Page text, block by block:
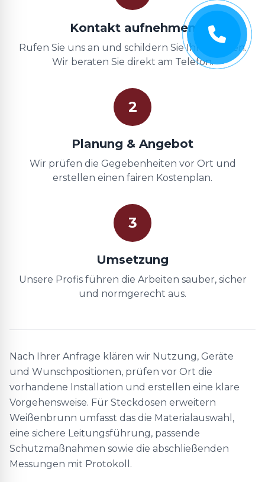
Kontakt aufnehmen
Rufen Sie uns an und schildern Sie Ihr Anliegen.
Wir beraten Sie direkt am Telefon.
2
Planung & Angebot
Wir prüfen die Gegebenheiten vor Ort und
erstellen einen fairen Kostenplan.
3
Umsetzung
Unsere Profis führen die Arbeiten sauber, sicher
und normgerecht aus.
Nach Ihrer Anfrage klären wir Nutzung, Geräte
und Wunschpositionen, prüfen vor Ort die
vorhandene Installation und erstellen eine klare
Vorgehensweise. Für Steckdosen erweitern
Weißenbrunn umfasst das die Materialauswahl,
eine sichere Leitungsführung, passende
Schutzmaßnahmen sowie die abschließenden
Messungen mit Protokoll.